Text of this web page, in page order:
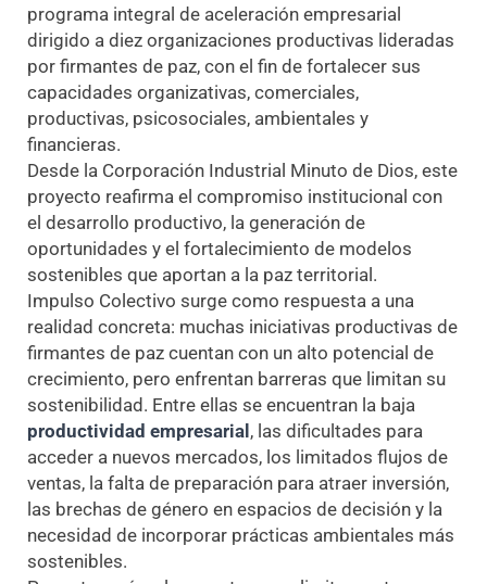
programa integral de aceleración empresarial
dirigido a diez organizaciones productivas lideradas
por firmantes de paz, con el fin de fortalecer sus
capacidades organizativas, comerciales,
productivas, psicosociales, ambientales y
financieras.
Desde la Corporación Industrial Minuto de Dios, este
proyecto reafirma el compromiso institucional con
el desarrollo productivo, la generación de
oportunidades y el fortalecimiento de modelos
sostenibles que aportan a la paz territorial.
Impulso Colectivo surge como respuesta a una
realidad concreta: muchas iniciativas productivas de
firmantes de paz cuentan con un alto potencial de
crecimiento, pero enfrentan barreras que limitan su
sostenibilidad. Entre ellas se encuentran la baja
productividad empresarial, las dificultades para
acceder a nuevos mercados, los limitados flujos de
ventas, la falta de preparación para atraer inversión,
las brechas de género en espacios de decisión y la
necesidad de incorporar prácticas ambientales más
sostenibles.